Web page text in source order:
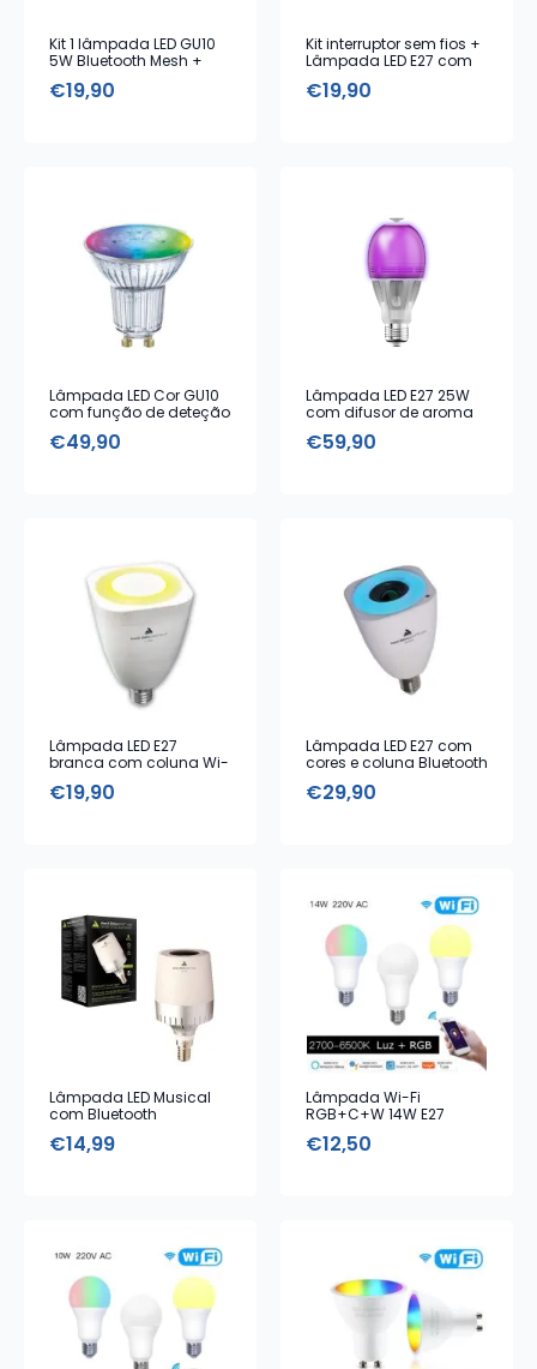
Kit 1 lâmpada LED GU10
5W Bluetooth Mesh +
€19,90
Kit interruptor sem fios +
Lâmpada LED E27 com
€19,90
Lâmpada LED Cor GU10
com função de deteção
€49,90
Lâmpada LED E27 25W
com difusor de aroma
€59,90
Lâmpada LED E27
branca com coluna Wi-
Fi integrada
€19,90
Lâmpada LED E27 com
cores e coluna Bluetooth
integrada
€29,90
Lâmpada LED Musical
com Bluetooth
€14,99
Lâmpada Wi-Fi
RGB+C+W 14W E27
€12,50